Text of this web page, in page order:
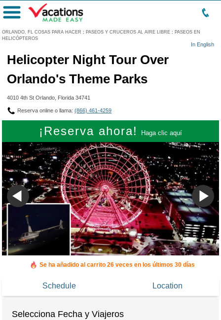
ORLANDO, FL COSAS PARA HACER : PASEOS Y CRUCEROS AL AIRE LIBRE : PASEOS EN
HELICÓPTEROS
In English
Menú
Helicopter Night Tour Over
Orlando's Theme Parks
4010 4th St Orlando, Florida 34741
Reserva online o llama: (866) 461-4259
¡Reserva ahora! Haga clic aquí
Se ha añadido al carrito 26 veces en los últimos 30 días
Schedule Location
Selecciona Fecha y Viajeros